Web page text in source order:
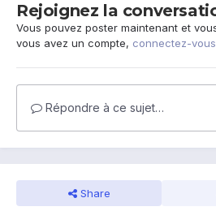
Rejoignez la
Vous pouvez poster maintenant et
vous avez un compte, connectez-
Répondre à ce sujet…
Share